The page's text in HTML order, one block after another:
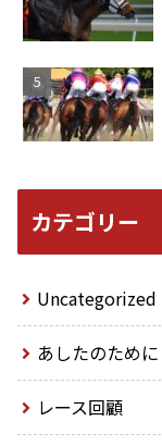
カテゴリー
Uncategorized
あしたのために
レース回顧